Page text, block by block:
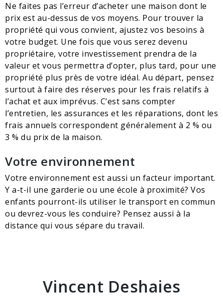
Ne faites pas l’erreur d’acheter une maison dont le
prix est au-dessus de vos moyens. Pour trouver la
propriété qui vous convient, ajustez vos besoins à
votre budget. Une fois que vous serez devenu
propriétaire, votre investissement prendra de la
valeur et vous permettra d’opter, plus tard, pour une
propriété plus près de votre idéal. Au départ, pensez
surtout à faire des réserves pour les frais relatifs à
l’achat et aux imprévus. C’est sans compter
l’entretien, les assurances et les réparations, dont les
frais annuels correspondent généralement à 2 % ou
3 % du prix de la maison.
Votre environnement
Votre environnement est aussi un facteur important.
Y a-t-il une garderie ou une école à proximité? Vos
enfants pourront-ils utiliser le transport en commun
ou devrez-vous les conduire? Pensez aussi à la
distance qui vous sépare du travail.
Vincent Deshaies